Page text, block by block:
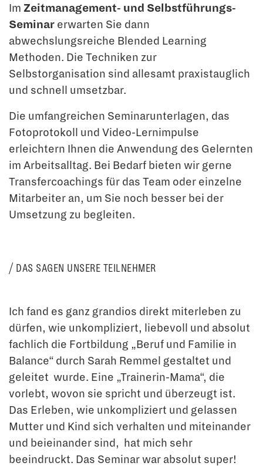
Im Zeitmanagement- und Selbstführungs-
Seminar erwarten Sie dann
abwechslungsreiche Blended Learning
Methoden. Die Techniken zur
Selbstorganisation sind allesamt praxistauglich
und schnell umsetzbar.
Die umfangreichen Seminarunterlagen, das
Fotoprotokoll und Video-Lernimpulse
erleichtern Ihnen die Anwendung des Gelernten
im Arbeitsalltag. Bei Bedarf bieten wir gerne
Transfercoachings für das Team oder einzelne
Mitarbeiter an, um Sie noch besser bei der
Umsetzung zu begleiten.
DAS SAGEN UNSERE TEILNEHMER
Ich fand es ganz grandios direkt miterleben zu
dürfen, wie unkompliziert, liebevoll und absolut
fachlich die Fortbildung „Beruf und Familie in
Balance“ durch Sarah Remmel gestaltet und
geleitet wurde. Eine „Trainerin-Mama“, die
vorlebt, wovon sie spricht und überzeugt ist.
Das Erleben, wie unkompliziert und gelassen
Mutter und Kind sich verhalten und miteinander
und beieinander sind, hat mich sehr
beeindruckt. Das Seminar war absolut super!